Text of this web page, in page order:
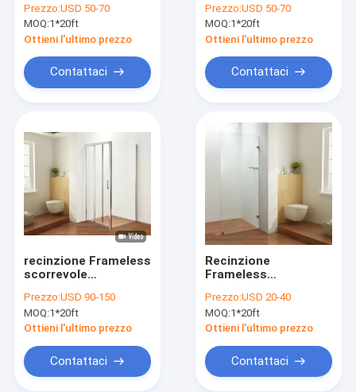
Prezzo:USD 50-70
MOQ:1*20ft
Ottieni l'ultimo prezzo
Contattaci
della doccia 900
Prezzo:USD 50-70
MOQ:1*20ft
Ottieni l'ultimo prezzo
Contattaci
recinzione Frameless
scorrevole
della doccia di 6mm
Prezzo:USD 90-150
MOQ:1*20ft
Ottieni l'ultimo prezzo
Contattaci
Recinzione
Frameless
doccia del vetro
trasparente
Prezzo:USD 20-40
MOQ:1*20ft
Ottieni l'ultimo prezzo
Contattaci